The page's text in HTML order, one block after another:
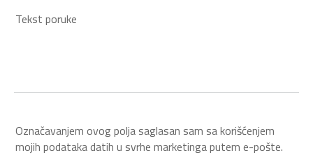
Tekst poruke
Označavanjem ovog polja saglasan sam sa korišćenjem
mojih podataka datih u svrhe marketinga putem e-pošte.